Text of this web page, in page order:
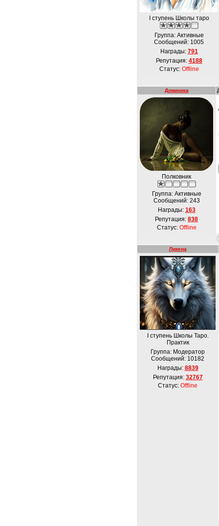
I ступень Школы таро
Группа: Активные
Сообщений: 1005
Награды: 791
Репутация: 4188
Статус: Offline
Доминика
Полковник
Группа: Активные
Сообщений: 243
Награды: 163
Репутация: 838
Статус: Offline
Ликена
І ступень Школы Таро.
Практик
Группа: Модератор
Сообщений: 10182
Награды: 8839
Репутация: 32767
Статус: Offline